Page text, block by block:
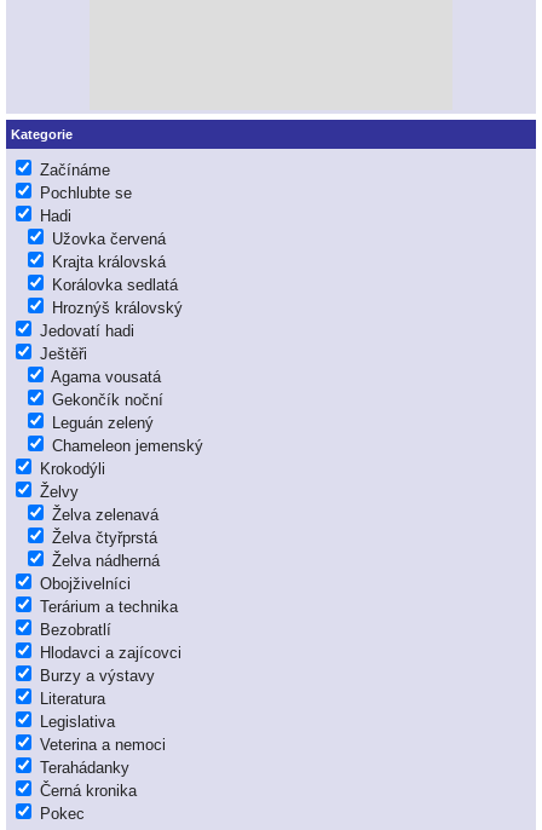
Kategorie
Začínáme
Pochlubte se
Hadi
Užovka červená
Krajta královská
Korálovka sedlatá
Hroznýš královský
Jedovatí hadi
Ještěři
Agama vousatá
Gekončík noční
Leguán zelený
Chameleon jemenský
Krokodýli
Želvy
Želva zelenavá
Želva čtyřprstá
Želva nádherná
Obojživelníci
Terárium a technika
Bezobratlí
Hlodavci a zajícovci
Burzy a výstavy
Literatura
Legislativa
Veterina a nemoci
Terahádanky
Černá kronika
Pokec